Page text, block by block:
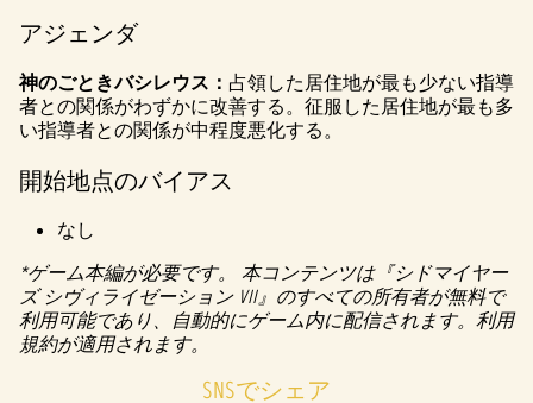
と、
YouTu
beの
プラ
イバ
シー
ポリ
シー
Googl
eサ
ーバ
ーへ
アジェンダ
神のごときバシレウス： 占領した居住地が最も少ない指導
者との関係がわずかに改善する。征服した居住地が最も多
い指導者との関係が中程度悪化する。
開始地点のバイアス
なし
*ゲーム本編が必要です。 本コンテンツは『シドマイヤー
ズ シヴィライゼーション VII』のすべての所有者が無料で
利用可能であり、自動的にゲーム内に配信されます。利用
規約が適用されます。
SNSでシェア